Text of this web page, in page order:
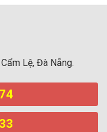
Lệ, Đà Nẵng.